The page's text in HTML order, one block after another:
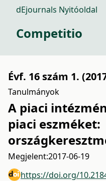
dEjournals Nyitóoldal
Competitio
Évf. 16 szám 1.
Tanulmányok
A piaci
piaci eszméket:
Megjelent:2017-06-19
https://doi.org/